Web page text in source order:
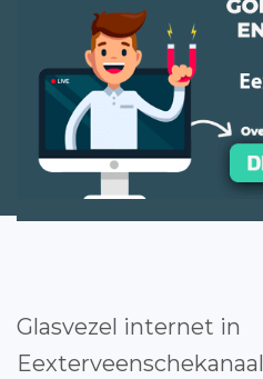
Glasvezel internet in
Eexterveenschekanaal